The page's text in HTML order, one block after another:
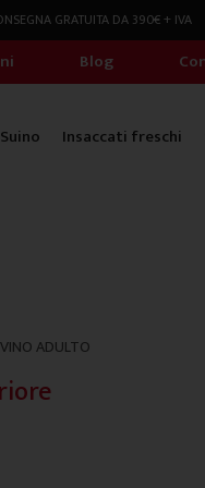
GRATUITA DA 390€ + IVA
Blog
Suino Insaccati freschi
ADULTO